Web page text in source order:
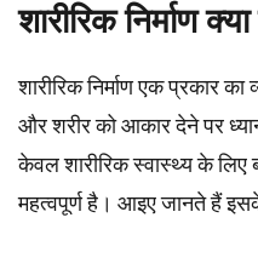
शारीरिक निर्माण
शारीरिक निर्माण एक प्रकार
और शरीर को आकार देने पर
केवल शारीरिक स्वास्थ्य के लिए
महत्वपूर्ण है। आइए जानते हैं